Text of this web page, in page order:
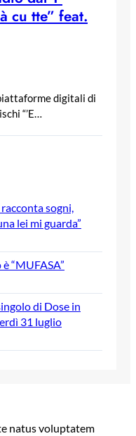
cu tte” feat.
digitali di
“’E…
sogni,
lei mi guarda”
“MUFASA”
di Dose in
31 luglio
natus voluptatem